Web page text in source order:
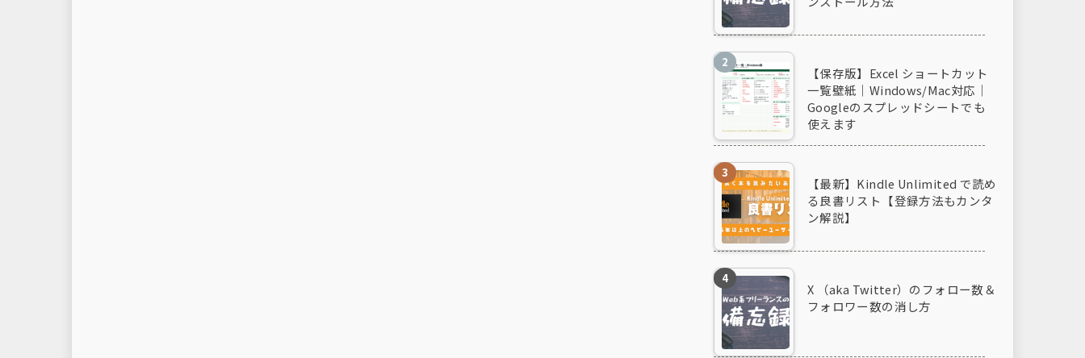
【保存版】Excel ショートカット
一覧壁紙｜Windows/Mac対応｜
Googleのスプレッドシートでも
使えます
【最新】Kindle Unlimited で読め
る良書リスト【登録方法もカンタ
ン解説】
X （aka Twitter）のフォロー数＆
フォロワー数の消し方